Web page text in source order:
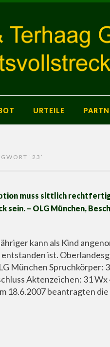
URTEILE
‘ 23 ’
muss sittlich
– OLG München,
kann als Kind
ist.
München Spruchkörper:
Aktenzeichen: 31
18.6.2007 beantragten